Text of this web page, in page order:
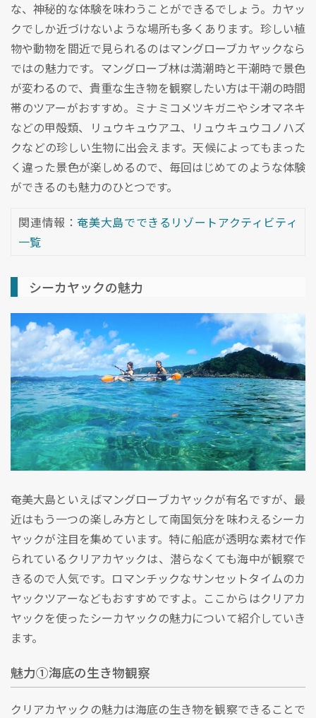
な、神秘的な体験を味わうことができるでしょう。カヤッ
クでしか近づけないような場所も多くあります。珍しい植
物や動物を間近で見られるのはマングローブカヤックなら
ではの魅力です。マングローブ林は満潮時と干潮時で景色
が変わるので、貴重な生き物を観察したい方は干潮の時間
帯のツアーがおすすめ。ミナミコメツキガニやシオマネキ
などの甲殻類、リュウキュウアユ、リュウキュウコノハズ
クなどの珍しい生物に出会えます。天候によってもまった
く違った景色が楽しめるので、毎回はじめてのような体験
ができるのも魅力のひとつです。
関連情報： 奄美大島でできるリゾートアクティビティ
一覧
シーカヤックの魅力
奄美大島といえばマングローブカヤックが有名ですが、最
近はもう一つの楽しみ方として南国気分を味わえるシーカ
ヤックが注目を集めています。特に船底が透明な素材で作
られているクリアカヤックは、潜らなくても海中が観察で
きるので人気です。ロマンチックなサンセットタイムのカ
ヤックツアーなどもおすすめですよ。ここからはクリアカ
ヤックを使ったシーカヤックの魅力について紹介していき
ます。
魅力①海底の生き物観察
クリアカヤックの魅力は海底の生き物を観察できることで